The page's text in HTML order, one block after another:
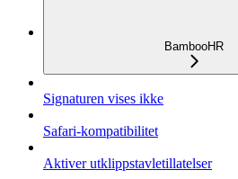
BambooHR
Signaturen vises ikke
Safari-kompatibilitet
Aktiver utklippstavletillatelser